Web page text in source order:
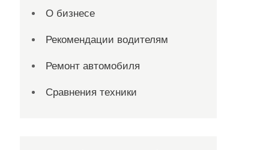
О бизнесе
Рекомендации водителям
Ремонт автомобиля
Сравнения техники